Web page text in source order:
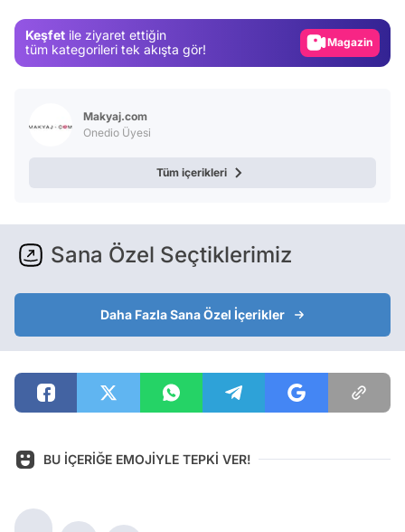
Keşfet ile ziyaret ettiğin
tüm kategorileri tek akışta gör!
Video
Makyaj.com
Onedio Üyesi
Tüm içerikleri
Sana Özel Seçtiklerimiz
Daha Fazla Sana Özel İçerikler
BU İÇERİĞE EMOJİYLE TEPKİ VER!